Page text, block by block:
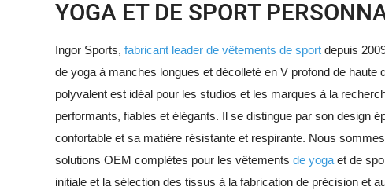
YOGA ET DE SPORT
Ingor Sports,fabricant leader de vêtements de sport depuis
de yoga à manches longues et décolleté en V profond de haute
polyvalent est idéal pour les studios et les marques à la
performants, fiables et élégants. Il se distingue par son design
confortable et sa matière résistante et respirante. Nous
solutions OEM complètes pour les vêtementsde yoga et de
initiale et la sélection des tissus à la fabrication de précision et